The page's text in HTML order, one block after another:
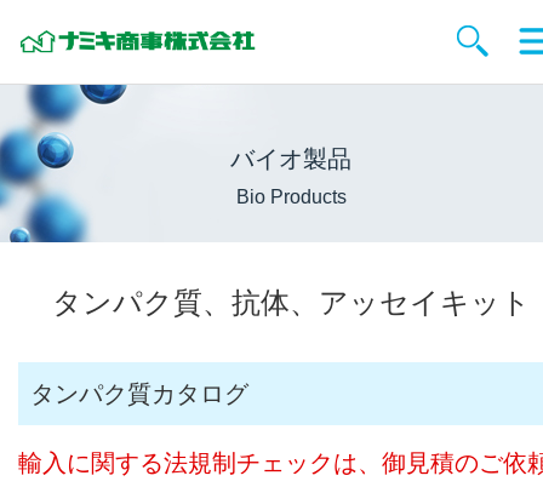
バイオ製品
Bio Products
タンパク質、抗体、アッセイキット
タンパク質カタログ
輸入に関する法規制チェックは、御見積のご依